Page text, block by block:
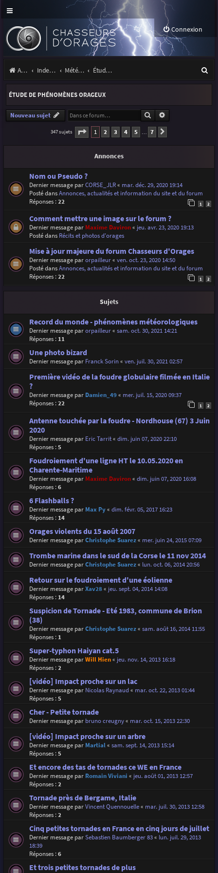
Connexion
Accueil Index du forum Météo et climatologie des orages Étude de phénomènes orageux
e
r
ÉTUDE DE PHÉNOMÈNES ORAGEUX
Nouveau sujet Rechercher
347 sujets Page 1sur
1 2 3 4 5 … 7
Annonces
Nom ou Pseudo ?
Dernier message parCORSE_JLR« mar. déc. 29, 2020 19:14
Posté dansAnnonces, actualités et information du site et du forum
Réponses :22 1 2
Comment mettre une image sur le forum ?
Dernier message par Maxime Daviron« jeu. avr. 23, 2020 19:13
Posté dans Récits et photos d'orages
Mise à jour majeure du forum Chasseurs d'Orages
Dernier message parorpailleur« ven. oct. 23, 2020 14:50
Posté dansAnnonces, actualités et information du site et du forum
Réponses :22 1 2
Sujets
Record du monde - phénomènes météorologiques
Dernier message parorpailleur« sam. oct. 30, 2021 14:21
Réponses : 11
Une photo bizard
Dernier message par Franck Sorin« ven. juil. 30, 2021 02:57
Première vidéo de la foudre globulaire filmée en Italie
?
Dernier message par Damien_49« mer. juil. 15, 2020 09:37
Réponses :22 1 2
Antenne touchée par la foudre - Nordhouse (67) 3 Juin
2020
Dernier message par Eric Tarrit« dim. juin 07, 2020 22:10
Réponses :5
Foudroiement d'une ligne HT le 10.05.2020 en
Charente-Maritime
Dernier message par Maxime Daviron« dim. juin 07, 2020 16:08
Réponses :6
6 Flashballs ?
Dernier message par Max Py« dim. févr. 05, 2017 16:23
Réponses : 14
Orages violents du 15 août 2007
Dernier message parChristophe Suarez« mer. juin 24, 2015 07:09
Trombe marine dans le sud de la Corse le 11 nov 2014
Dernier message parChristophe Suarez« lun. oct. 06, 2014 20:56
Retour sur le foudroiement d'une éolienne
Dernier message parXav28« jeu. sept. 04, 2014 14:08
Réponses : 14
Suspicion de Tornade - Eté 1983, commune de Brion
(38)
Dernier message parChristophe Suarez« sam. août 16, 2014 11:55
Réponses : 1
Super-typhon Haiyan cat.5
Dernier message parWill Hien« jeu. nov. 14, 2013 16:18
Réponses :2
[vidéo] Impact proche sur un lac
Dernier message par Nicolas Raynaud« mar. oct. 22, 2013 01:44
Réponses :5
Cher - Petite tornade
Dernier message par bruno creugny« mar. oct. 15, 2013 22:30
[vidéo] Impact proche sur un arbre
Dernier message par Martial« sam. sept. 14, 2013 15:14
Réponses :5
Et encore des tas de tornades ce WE en France
Dernier message par Romain Viviani « jeu. août 01, 2013 12:57
Réponses :2
Tornade près de Bergame, Italie
Dernier message parVincent Quennouelle« mar. juil. 30, 2013 12:58
Réponses :2
Cinq petites tornades en France en cinq jours de juillet
Dernier message parSebastien Baumberger 83« lun. juil. 29, 2013
18:39
Réponses :6
Et trois petites tornades de plus